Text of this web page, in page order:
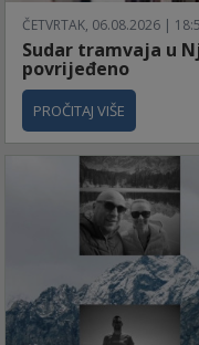
ČETVRTAK, 06.08.2026 |
Sudar tramvaja u
povrijeđeno
PROČITAJ VIŠE